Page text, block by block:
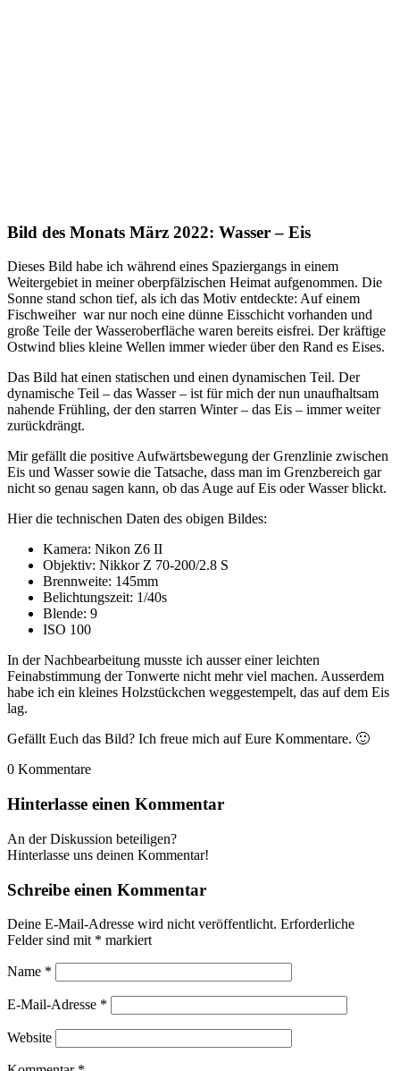
Bild des Monats März 2022: Wasser – Eis
Dieses Bild habe ich während eines Spaziergangs in einem
Weitergebiet in meiner oberpfälzischen Heimat aufgenommen. Die
Sonne stand schon tief, als ich das Motiv entdeckte: Auf einem
Fischweiher war nur noch eine dünne Eisschicht vorhanden und
große Teile der Wasseroberfläche waren bereits eisfrei. Der kräftige
Ostwind blies kleine Wellen immer wieder über den Rand es Eises.
Das Bild hat einen statischen und einen dynamischen Teil. Der
dynamische Teil – das Wasser – ist für mich der nun unaufhaltsam
nahende Frühling, der den starren Winter – das Eis – immer weiter
zurückdrängt.
Mir gefällt die positive Aufwärtsbewegung der Grenzlinie zwischen
Eis und Wasser sowie die Tatsache, dass man im Grenzbereich gar
nicht so genau sagen kann, ob das Auge auf Eis oder Wasser blickt.
Hier die technischen Daten des obigen Bildes:
Kamera: Nikon Z6 II
Objektiv: Nikkor Z 70-200/2.8 S
Brennweite: 145mm
Belichtungszeit: 1/40s
Blende: 9
ISO 100
In der Nachbearbeitung musste ich ausser einer leichten
Feinabstimmung der Tonwerte nicht mehr viel machen. Ausserdem
habe ich ein kleines Holzstückchen weggestempelt, das auf dem Eis
lag.
Gefällt Euch das Bild? Ich freue mich auf Eure Kommentare. 🙂
0 Kommentare
Hinterlasse einen Kommentar
An der Diskussion beteiligen?
Hinterlasse uns deinen Kommentar!
Schreibe einen Kommentar
Deine E-Mail-Adresse wird nicht veröffentlicht. Erforderliche
Felder sind mit * markiert
Name *
E-Mail-Adresse *
Website